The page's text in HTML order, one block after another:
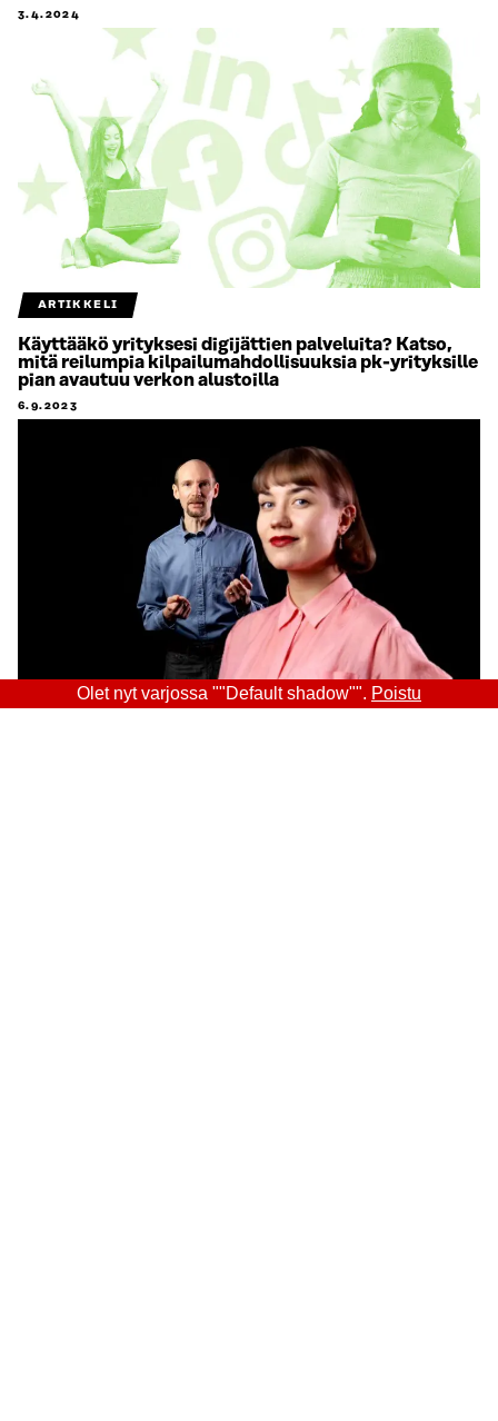
3.4.2024
ARTIKKELI
Käyttääkö yrityksesi digijättien palveluita? Katso,
mitä reilumpia kilpailumahdollisuuksia pk-yrityksille
pian avautuu verkon alustoilla
6.9.2023
Olet nyt varjossa ""Default shadow"". Poistu